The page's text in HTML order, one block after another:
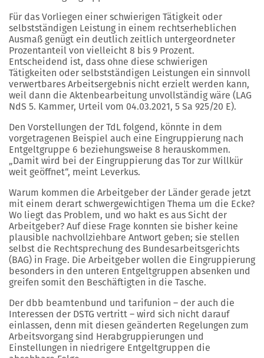
Für das Vorliegen einer schwierigen Tätigkeit oder
selbstständigen Leistung in einem rechtserheblichen
Ausmaß genügt ein deutlich zeitlich untergeordneter
Prozentanteil von vielleicht 8 bis 9 Prozent.
Entscheidend ist, dass ohne diese schwierigen
Tätigkeiten oder selbstständigen Leistungen ein sinnvoll
verwertbares Arbeitsergebnis nicht erzielt werden kann,
weil dann die Aktenbearbeitung unvollständig wäre (LAG
NdS 5. Kammer, Urteil vom 04.03.2021, 5 Sa 925/20 E).
Den Vorstellungen der TdL folgend, könnte in dem
vorgetragenen Beispiel auch eine Eingruppierung nach
Entgeltgruppe 6 beziehungsweise 8 herauskommen.
„Damit wird bei der Eingruppierung das Tor zur Willkür
weit geöffnet“, meint Leverkus.
Warum kommen die Arbeitgeber der Länder gerade jetzt
mit einem derart schwergewichtigen Thema um die Ecke?
Wo liegt das Problem, und wo hakt es aus Sicht der
Arbeitgeber? Auf diese Frage konnten sie bisher keine
plausible nachvollziehbare Antwort geben; sie stellen
selbst die Rechtsprechung des Bundesarbeitsgerichts
(BAG) in Frage. Die Arbeitgeber wollen die Eingruppierung
besonders in den unteren Entgeltgruppen absenken und
greifen somit den Beschäftigten in die Tasche.
Der dbb beamtenbund und tarifunion – der auch die
Interessen der DSTG vertritt – wird sich nicht darauf
einlassen, denn mit diesen geänderten Regelungen zum
Arbeitsvorgang sind Herabgruppierungen und
Einstellungen in niedrigere Entgeltgruppen die